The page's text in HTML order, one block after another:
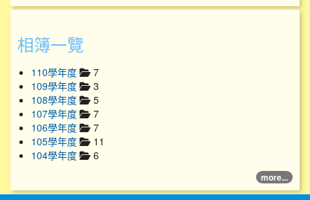
相簿一覽
110學年度
7
109學年度
3
108學年度
5
107學年度
7
106學年度
7
105學年度
11
104學年度
6
more...